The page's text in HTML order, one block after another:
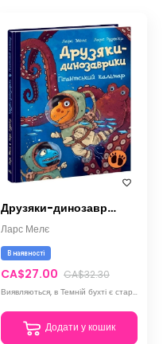
Друзяки-динозаврики. Гігантський кальмар
Ларс Мелє
В наявності
CA$27.00 CA$32.30
Виявляються, в Темній бухті є старий затонулий корабель із цілою купою скарбів на борту!
Додати у кошик